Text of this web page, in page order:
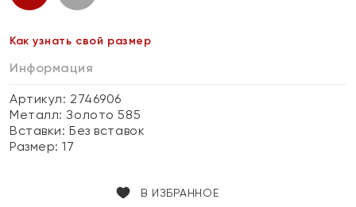
Как узнать свой размер
Информация
Артикул: 2746906
Металл:Золото 585
Вставки:Без вставок
Размер:17
В ИЗБРАННОЕ